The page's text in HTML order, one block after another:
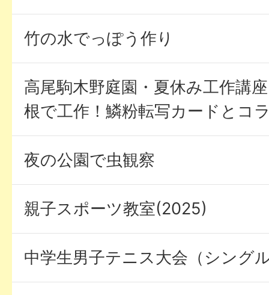
竹の水でっぽう作り
高尾駒木野庭園・夏休み工作講
根で工作！鱗粉転写カードとコ
夜の公園で虫観察
親子スポーツ教室(2025)
中学生男子テニス大会（シング